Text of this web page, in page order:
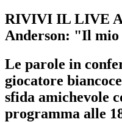
RIVIVI IL LIVE
Anderson: "Il
Le parole in
giocatore
sfida amichevole
programma alle